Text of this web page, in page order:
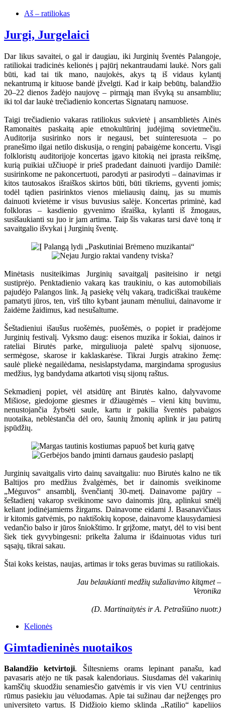
Aš – ratiliokas
Jurgi, Jurgelaici
Dar likus savaitei, o gal ir daugiau, iki Jurginių šventės Palangoje,
ratiliokai tradicinės kelionės į pajūrį nekantraudami laukė. Nors gali
būti, kad tai tik mano, naujokės, akys tą iš vidaus kylantį
nekantrumą ir kituose bandė įžvelgti. Kad ir kaip bebūtų, balandžio
20–22 dienos žadėjo naujovę – pirmąją man išvyką su ansambliu;
iki tol dar laukė trečiadienio koncertas Signatarų namuose.
Taigi trečiadienio vakaras ratiliokus sukvietė į ansamblietės Ainės
Ramonaitės paskaitą apie etnokultūrinį judėjimą sovietmečiu.
Auditorija susirinko nors ir negausi, bet suinteresuota – po
pranešimo ilgai netilo diskusija, o renginį pabaigėme koncertu. Visgi
folkloristų auditorijoje koncertas įgavo kitokią nei įprasta reikšmę,
kurią puikiai užčiuopė ir prieš pradedant dainuoti įvardijo Damilė:
susirinkome ne pakoncertuoti, parodyti ar pasirodyti – dainavimas ir
kitos tautosakos išraiškos skirtos būti, būti tikriems, gyventi jomis;
todėl tądien pasirinktos vienos mieliausių dainų, jas su mumis
dainuoti kvietėme ir visus buvusius salėje. Koncertas priminė, kad
folkloras – kasdienio gyvenimo išraiška, kylanti iš žmogaus,
susišaukianti su juo ir jam artima. Taip šis vakaras tarsi davė toną ir
savaitgalio išvykai į Jurginių šventę.
Minėtasis nusiteikimas Jurginių savaitgalį pasiteisino ir netgi
sustiprėjo. Penktadienio vakarą kas traukiniu, o kas automobiliais
pajudėjo Palangos link. Ją pasiekę vėlų vakarą, tradiciškai traukėme
pamatyti jūros, ten, virš tilto kybant jaunam mėnuliui, dainavome ir
žaidėme žaidimus, kad nesušaltume.
Šeštadieniui išaušus ruošėmės, puošėmės, o popiet ir pradėjome
Jurginių festivalį. Vyksmo daug: eisenos muzika ir šokiai, dainos ir
rateliai Birutės parke, mirguliuoja paletė spalvų sijonuose,
sermėgose, skarose ir kaklaskarėse. Tikrai Jurgis atrakino žemę:
saulė pliekė negailėdama, nesislapstydama, margindama sprogusius
medžius, lyg bandydama atkartoti visų sijonų raštus.
Sekmadienį popiet, vėl atsidūrę ant Birutės kalno, dalyvavome
Mišiose, giedojome giesmes ir džiaugėmės – vieni kitų buvimu,
nenustojančia žybsėti saule, kartu ir pakilia šventės pabaigos
nuotaika, neblėstančia dėl oro, šaunių žmonių aplink ir jau patirtų
įspūdžių.
Jurginių savaitgalis virto dainų savaitgaliu: nuo Birutės kalno ne tik
Baltijos pro medžius žvalgėmės, bet ir dainomis sveikinome
„Mėguvos“ ansamblį, švenčiantį 30-metį. Dainavome pajūry –
šeštadienį vakarop sveikinome savo dainomis jūrą, aplinkui smėlį
keliant jodinėjamiems žirgams. Dainavome eidami J. Basanavičiaus
ir kitomis gatvėmis, po naktišokių kopose, dainavome klausydamiesi
vedančio balso ir jūros šniokštimo. Ir grįžome, matyt, dėl to visi bent
šiek tiek gyvybingesni: prikelta žaluma ir išdainuotas vidus turi
sąsajų, tikrai sakau.
Štai koks keistas, naujas, artimas ir toks geras buvimas su ratiliokais.
Jau belaukianti medžių sužaliavimo kitąmet –
Veronika
(D. Martinaitytės ir A. Petrašiūno nuotr.)
Kelionės
Gimtadieninės nuotaikos
Balandžio ketvirtoji. Šiltesniems orams lepinant panašu, kad
pavasaris atėjo ne tik pasak kalendoriaus. Siusdamas dėl vakarinių
kamščių skuodžiu senamiesčio gatvėmis ir vis vien VU centrinius
rūmus pasiekiu jau vėluodamas. Apie tai sužinau dar neįžengęs pro
universiteto vartus. Iš Didžiojo kiemo sklinda „Ratilio“ kapelijos